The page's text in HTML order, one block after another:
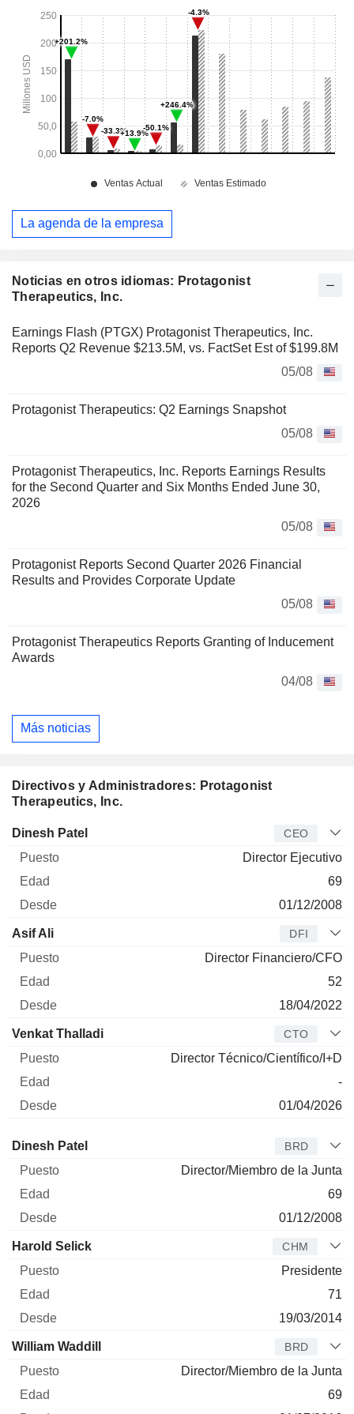
Noticias en otros idiomas: Protagonist
Therapeutics, Inc.
Earnings Flash (PTGX) Protagonist Therapeutics, Inc.
Reports Q2 Revenue $213.5M, vs. FactSet Est of $199.8M
05/08
Protagonist Therapeutics: Q2 Earnings Snapshot
05/08
Protagonist Therapeutics, Inc. Reports Earnings Results
for the Second Quarter and Six Months Ended June 30,
2026
05/08
Protagonist Reports Second Quarter 2026 Financial
Results and Provides Corporate Update
05/08
Protagonist Therapeutics Reports Granting of Inducement
Awards
04/08
Más noticias
Directivos y Administradores: Protagonist
Therapeutics, Inc.
Director Puesto
Dinesh Patel CEO
Director Ejecutivo
69
01/12/2008
Asif Ali DFI
Director Financiero/CFO
52
18/04/2022
Venkat Thalladi CTO
Director Técnico/Científico/I+D
-
01/04/2026
Administrador
Dinesh Patel BRD
Director/Miembro de la Junta
69
01/12/2008
Harold Selick CHM
Presidente
71
19/03/2014
William Waddill BRD
Director/Miembro de la Junta
69
La agenda de la empresa